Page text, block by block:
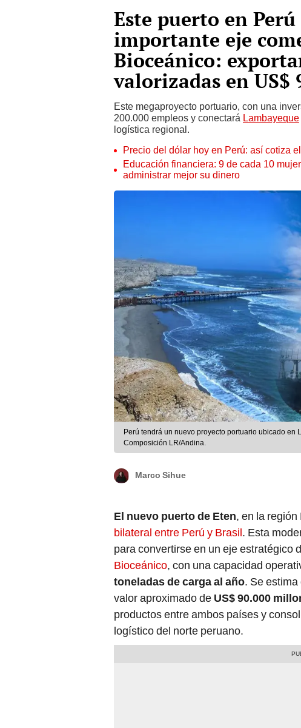
Este puerto en
importante eje
Bioceánico:
valorizadas en US$
Este megaproyecto portuario, con una
200.000 empleos y conectará Lambayeque
logística regional.
Precio del dólar hoy en Perú: así cotiza
Educación financiera: 9 de cada 10
administrar mejor su dinero
Perú tendrá un nuevo proyecto portuario ubicado en
Composición LR/Andina.
Marco Sihue
El nuevo puerto de Eten, en la
bilateral entre Perú y Brasil. Esta
para convertirse en un eje estratégico
Bioceánico, con una capacidad
toneladas de carga al año. Se
valor aproximado de US$ 90.000
productos entre ambos países y
logístico del norte peruano.